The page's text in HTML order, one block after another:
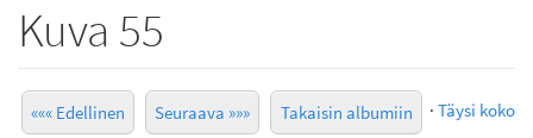
Kuva 55
««« Edellinen Seuraava »»» Takaisin albumiin · Täysi koko